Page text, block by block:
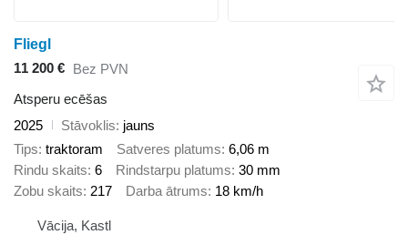
Fliegl
11 200 € Bez PVN
Atsperu ecēšas
2025
Stāvoklis jauns
Tips traktoram Satveres platums 6,06 m
Rindu skaits 6 Rindstarpu platums 30 mm
Zobu skaits 217 Darba ātrums 18 km/h
Vācija, Kastl